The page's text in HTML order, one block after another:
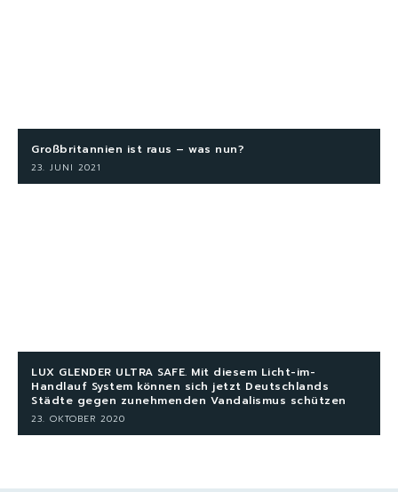
Großbritannien ist raus – was nun?
23. JUNI 2021
LUX GLENDER ULTRA SAFE. Mit diesem Licht-im-
Handlauf System können sich jetzt Deutschlands
Städte gegen zunehmenden Vandalismus schützen
23. OKTOBER 2020